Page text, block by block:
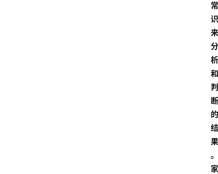
常
识
来
分
析
和
判
断
的
结
果
。
家